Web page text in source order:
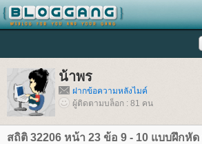
น้าพร
ฝากข้อความหลังไมค์
ผู้ติดตามบล็อก : 81 คน
สถิติ 32206 หน้า 23 ข้อ 9 - 10 แบบฝึกหั